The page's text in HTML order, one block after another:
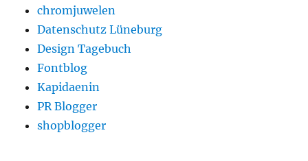
chromjuwelen
Datenschutz Lüneburg
Design Tagebuch
Fontblog
Kapidaenin
PR Blogger
shopblogger